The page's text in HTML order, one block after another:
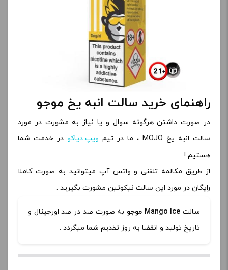
راهنمای خرید سالت انبه یخ موجو
در صورت داشتن هرگونه سوال و یا نیاز به مشورت در مورد
سالت انبه یخ MOJO ، ما در تیم
ویپ دیاکو در خدمت شما
هستیم !
از طریق مکالمه تلفنی و واتس آپ میتوانید به صورت کاملا
رایگان در مورد این سالت نیکوتین مشورت بگیرید .
سالت Mango Ice موجو
به صورت صد در صد اورجینال و
تاریخ تولید و انقضا به روز تقدیم شما میگردد .